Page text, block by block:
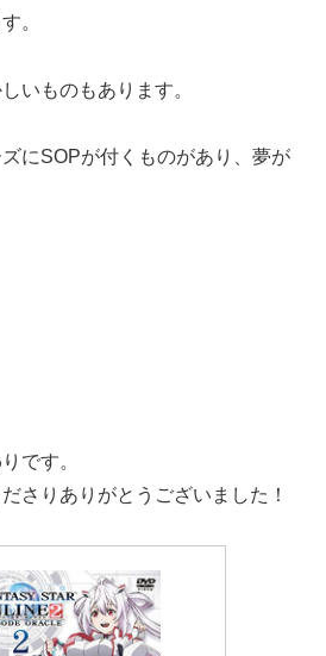
。
いものもあります。
にSOPが付くものがあり、夢が
です。
さりありがとうございました！